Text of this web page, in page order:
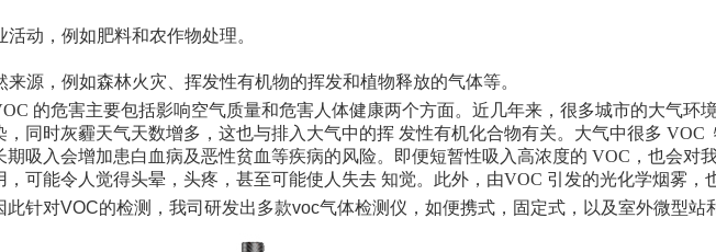
活动，例如肥料和农作物处理。
来源，例如森林火灾、挥发性有机物的挥发和植物释放的气体等。
的危害主要包括影响空气质量和危害人体健康两个方面。近几年来，很多城市的大气环
，同时灰霾天气天数增多，这也与排入大气中的挥 发性有机化合物有关。大气中很多 VOC
期吸入会增加患白血病及恶性贫血等疾病的风险。即便短暂性吸入高浓度的 VOC，也会对
，可能令人觉得头晕，头疼，甚至可能使人失去 知觉。此外，由VOC 引发的光化学烟雾，
此针对VOC的检测，我司研发出多款voc气体检测仪，如便携式，固定式，以及室外微型站